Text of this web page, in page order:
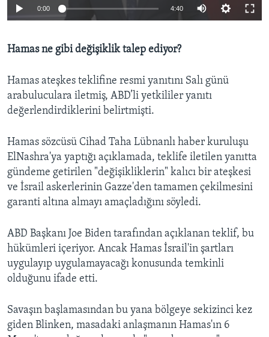
0:00 4:40
Hamas ne gibi değişiklik talep ediyor?
Hamas ateşkes teklifine resmi yanıtını Salı günü
arabuluculara iletmiş, ABD’li yetkililer yanıtı
değerlendirdiklerini belirtmişti.
Hamas sözcüsü Cihad Taha Lübnanlı haber kuruluşu
ElNashra'ya yaptığı açıklamada, teklife iletilen yanıtta
gündeme getirilen "değişikliklerin" kalıcı bir ateşkesi
ve İsrail askerlerinin Gazze'den tamamen çekilmesini
garanti altına almayı amaçladığını söyledi.
ABD Başkanı Joe Biden tarafından açıklanan teklif, bu
hükümleri içeriyor. Ancak Hamas İsrail'in şartları
uygulayıp uygulamayacağı konusunda temkinli
olduğunu ifade etti.
Savaşın başlamasından bu yana bölgeye sekizinci kez
giden Blinken, masadaki anlaşmanın Hamas'ın 6